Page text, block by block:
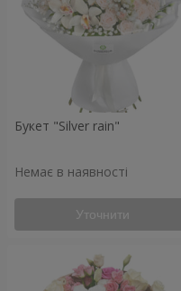
Букет "Silver rain"
Немає в наявності
Уточнити